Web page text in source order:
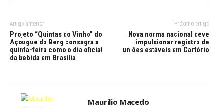
Artigo anterior
Projeto “Quintas do Vinho” do
Açougue do Berg consagra a
quinta-feira como o dia oficial
da bebida em Brasília
Próximo artigo
Nova norma nacional deve
impulsionar registro de
uniões estáveis em Cartório
Maurílio Macedo